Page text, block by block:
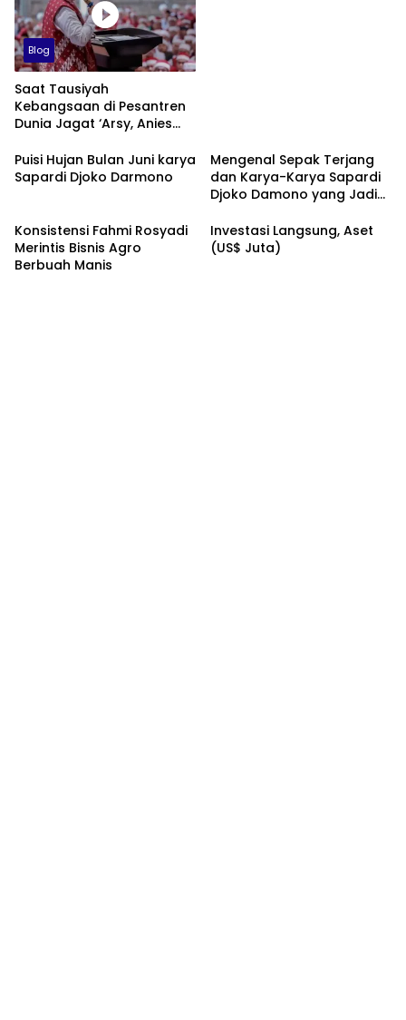
Blog
Saat Tausiyah
Kebangsaan di Pesantren
Dunia Jagat ‘Arsy, Anies
Dukungan dari Abah Aos
Puisi Hujan Bulan Juni karya
Sapardi Djoko Darmono
Mengenal Sepak Terjang
dan Karya-Karya Sapardi
Djoko Damono yang Jadi
Konsistensi Fahmi Rosyadi
Merintis Bisnis Agro
Berbuah Manis
Investasi Langsung, Aset
(US$ Juta)